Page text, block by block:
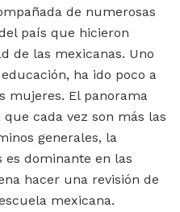
de numerosas
país que hicieron
de las mexicanas. Uno
ha ido poco a
mujeres. El panorama
cada vez son más las
generales, la
es dominante en las
hacer una revisión de
mexicana.